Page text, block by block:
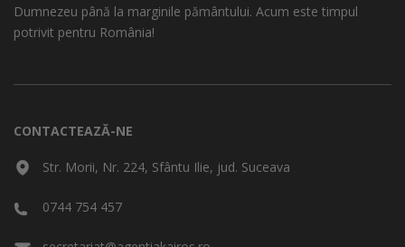
Dumnezeu până la marginile pământului. Acum este timpul
potrivit pentru România!
CONTACTEAZĂ-NE
Str. Morii, Nr. 224, Sfântu Ilie, jud. Suceava
0744 754 457